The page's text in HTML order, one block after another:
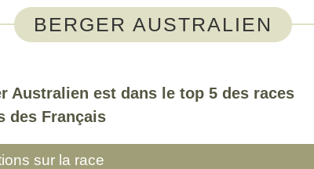
BERGER AUSTRALIEN
Australien est dans le top 5 des races
des Français
sur la race